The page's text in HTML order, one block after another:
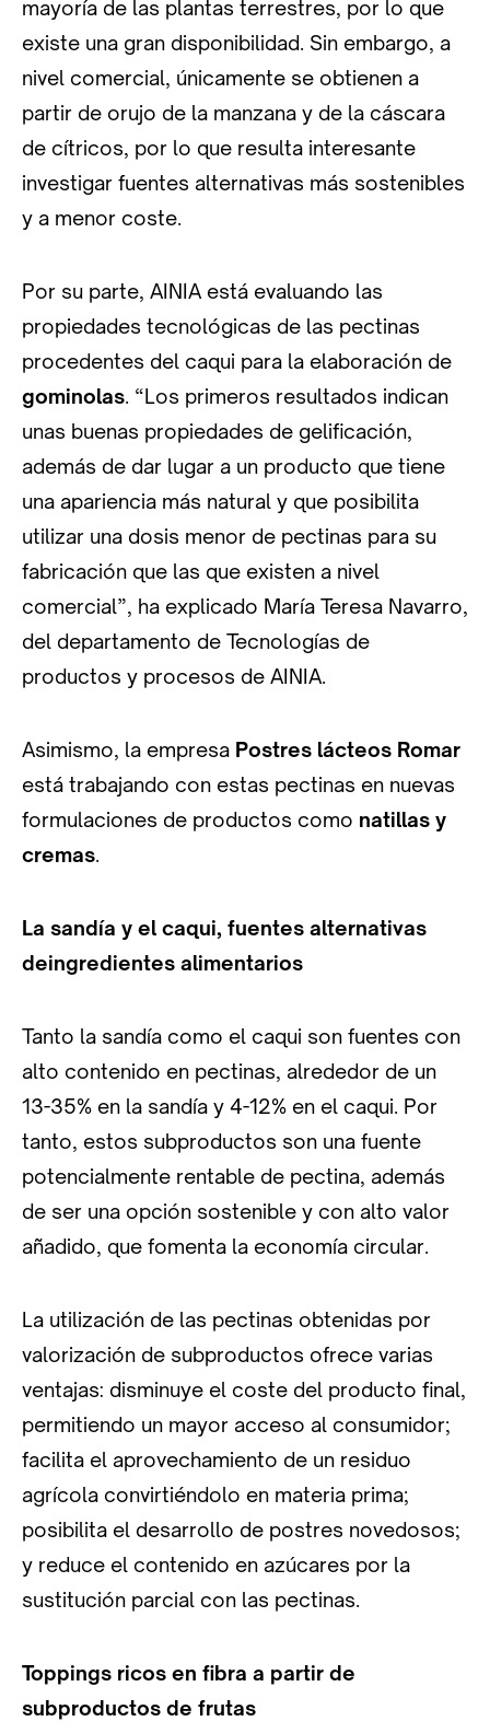
mayoría de las plantas terrestres, por lo que
existe una gran disponibilidad. Sin embargo, a
nivel comercial, únicamente se obtienen a
partir de orujo de la manzana y de la cáscara
de cítricos, por lo que resulta interesante
investigar fuentes alternativas más sostenibles
y a menor coste.
Por su parte, AINIA está evaluando las
propiedades tecnológicas de las pectinas
procedentes del caqui para la elaboración de
gominolas. “Los primeros resultados indican
unas buenas propiedades de gelificación,
además de dar lugar a un producto que tiene
una apariencia más natural y que posibilita
utilizar una dosis menor de pectinas para su
fabricación que las que existen a nivel
comercial”, ha explicado María Teresa Navarro,
del departamento de Tecnologías de
productos y procesos de AINIA.
Asimismo, la empresa Postres lácteos Romar
está trabajando con estas pectinas en nuevas
formulaciones de productos como natillas y
cremas.
La sandía y el caqui, fuentes alternativas
deingredientes alimentarios
Tanto la sandía como el caqui son fuentes con
alto contenido en pectinas, alrededor de un
13-35% en la sandía y 4-12% en el caqui. Por
tanto, estos subproductos son una fuente
potencialmente rentable de pectina, además
de ser una opción sostenible y con alto valor
añadido, que fomenta la economía circular.
La utilización de las pectinas obtenidas por
valorización de subproductos ofrece varias
ventajas: disminuye el coste del producto final,
permitiendo un mayor acceso al consumidor;
facilita el aprovechamiento de un residuo
agrícola convirtiéndolo en materia prima;
posibilita el desarrollo de postres novedosos;
y reduce el contenido en azúcares por la
sustitución parcial con las pectinas.
Toppings ricos en fibra a partir de
subproductos de frutas